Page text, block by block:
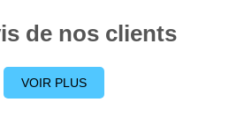
de nos clients
VOIR PLUS